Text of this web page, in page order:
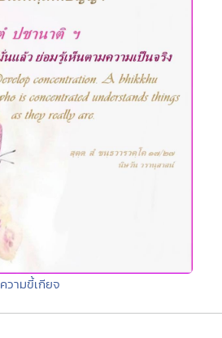
ความขี้เกียจ